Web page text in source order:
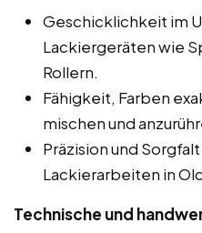
Geschicklichkeit im
Lackiergeräten wie
Rollern.
Fähigkeit, Farben
mischen und
Präzision und
Lackierarbeiten in
Technische und